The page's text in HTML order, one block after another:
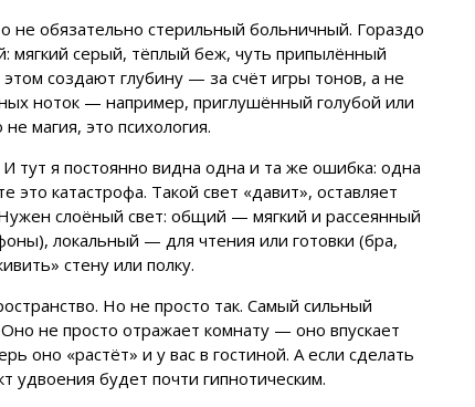
не обязательно стерильный больничный. Гораздо
мягкий серый, тёплый беж, чуть припылённый
создают глубину — за счёт игры тонов, а не
ноток — например, приглушённый голубой или
магия, это психология.
я постоянно видна одна и та же ошибка: одна
катастрофа. Такой свет «давит», оставляет
слоёный свет: общий — мягкий и рассеянный
локальный — для чтения или готовки (бра,
стену или полку.
Но не просто так. Самый сильный
не просто отражает комнату — оно впускает
оно «растёт» и у вас в гостиной. А если сделать
удвоения будет почти гипнотическим.